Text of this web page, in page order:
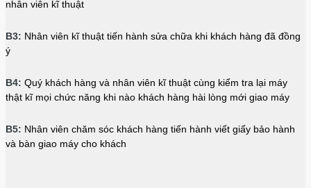
nhân viên kĩ thuật
B3: Nhân viên kĩ thuật tiến hành sửa chữa khi khách hàng đã đồng
ý
B4: Quý khách hàng và nhân viên kĩ thuật cùng kiểm tra lại máy
thật kĩ mọi chức năng khi nào khách hàng hài lòng mới giao máy
B5: Nhân viên chăm sóc khách hàng tiến hành viết giấy bảo hành
và bàn giao máy cho khách